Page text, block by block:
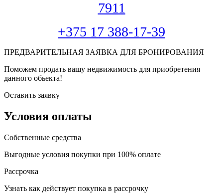
7911
+375 17 388-17-39
ПРЕДВАРИТЕЛЬНАЯ ЗАЯВКА ДЛЯ БРОНИРОВАНИЯ
Поможем продать вашу недвижимость для приобретения
данного обьекта!
Оставить заявку
Условия оплаты
Собственные средства
Выгодные условия покупки при 100% оплате
Рассрочка
Узнать как действует покупка в рассрочку